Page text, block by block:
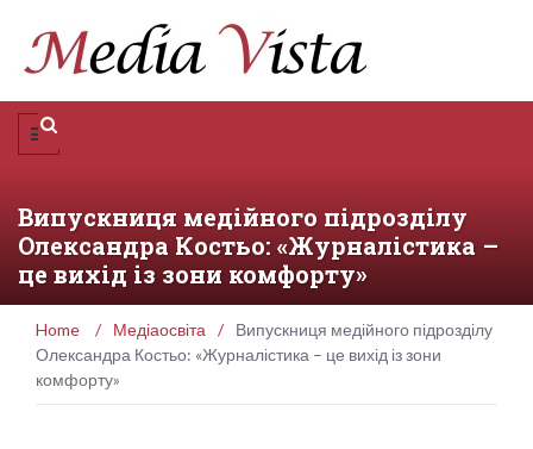
Випускниця медійного підрозділу
Олександра Костьо: «Журналістика –
це вихід із зони комфорту»
Home / Медіаосвіта /
Випускниця медійного підрозділу
Олександра Костьо: «Журналістика – це вихід із зони
комфорту»